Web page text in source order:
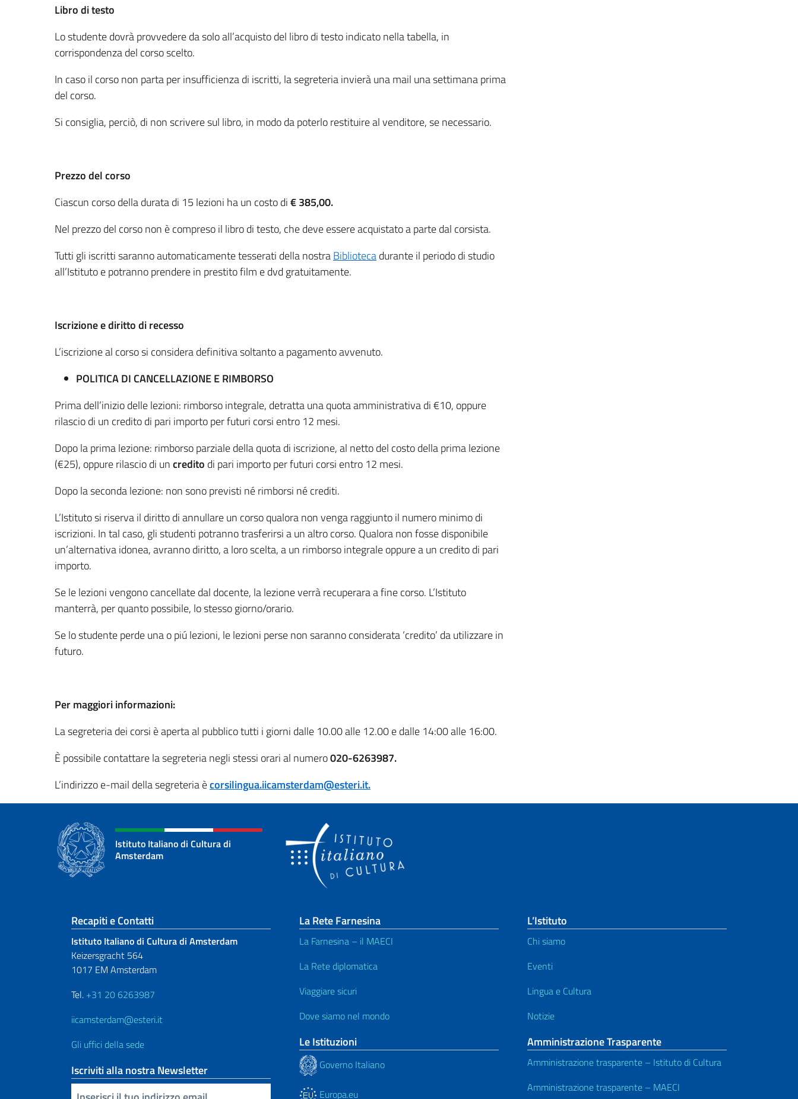
Libro di testo
Lo studente dovrà provvedere da solo all’acquisto del libro di testo indicato nella tabella, in
corrispondenza del corso scelto.
In caso il corso non parta per insufficienza di iscritti, la segreteria invierà una mail una settimana prima
del corso.
Si consiglia, perciò, di non scrivere sul libro, in modo da poterlo restituire al venditore, se necessario.
Prezzo del corso
Ciascun corso della durata di 15 lezioni ha un costo di€ 385,00.
Nel prezzo del corso non è compreso il libro di testo, che deve essere acquistato a parte dal corsista.
Tutti gli iscritti saranno automaticamente tesserati della nostraBibliotecadurante il periodo di studio
all’Istituto e potranno prendere in prestito film e dvd gratuitamente.
Iscrizione e diritto di recesso
L’iscrizione al corso si considera definitiva soltanto a pagamento avvenuto.
POLITICA DI CANCELLAZIONE E RIMBORSO
Prima dell’inizio delle lezioni: rimborso integrale, detratta una quota amministrativa di €10, oppure
rilascio di un credito di pari importo per futuri corsi entro 12 mesi.
Dopo la prima lezione: rimborso parziale della quota di iscrizione, al netto del costo della prima lezione
(€25), oppure rilascio di uncredito di pari importo per futuri corsi entro 12 mesi.
Dopo la seconda lezione: non sono previsti né rimborsi né crediti.
L’Istituto si riserva il diritto di annullare un corso qualora non venga raggiunto il numero minimo di
iscrizioni. In tal caso, gli studenti potranno trasferirsi a un altro corso. Qualora non fosse disponibile
un’alternativa idonea, avranno diritto, a loro scelta, a un rimborso integrale oppure a un credito di pari
importo.
Se le lezioni vengono cancellate dal docente, la lezione verrà recuperara a fine corso. L’Istituto
manterrà, per quanto possibile, lo stesso giorno/orario.
Se lo studente perde una o piú lezioni, le lezioni perse non saranno considerata ‘credito’ da utilizzare in
futuro.
Per maggiori informazioni:
La segreteria dei corsi è aperta al pubblico tutti i giorni dalle 10.00 alle 12.00 e dalle 14:00 alle 16:00.
È possibile contattare la segreteria negli stessi orari al numero020-6263987.
L’indirizzo e-mail della segreteria ècorsilingua.iicamsterdam@esteri.it.
Istituto Italiano di Cultura di
Amsterdam
Sezione footer
Recapiti e Contatti
Istituto Italiano di Cultura di Amsterdam
Keizersgracht 564
1017 EM Amsterdam
Tel. +31 20 6263987
iicamsterdam@esteri.it
Gli uffici della sede
Iscriviti alla nostra Newsletter
Inserisci la tua email
La Rete Farnesina
La Farnesina – il MAECI
La Rete diplomatica
Viaggiare sicuri
Dove siamo nel mondo
Le Istituzioni
Governo Italiano
Europa.eu
L’Istituto
Chi siamo
Eventi
Lingua e Cultura
Notizie
Amministrazione Trasparente
Amministrazione trasparente – Istituto di Cultura
Amministrazione trasparente – MAECI